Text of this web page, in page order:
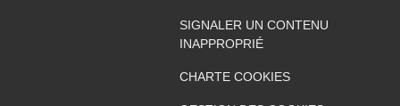
SIGNALER UN CONTENU
INAPPROPRIÉ
CHARTE COOKIES